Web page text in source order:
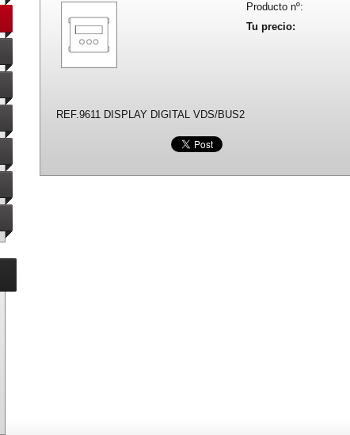
Producto nº:
Tu precio:
REF.9611 DISPLAY DIGITAL VDS/BUS2